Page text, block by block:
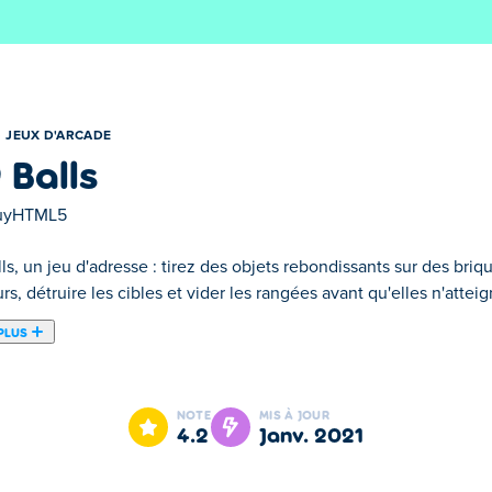
JEUX D'ARCADE
Balls
un jeu d'adresse : tirez des objets rebondissants sur des
détruire les cibles et vider les rangées avant qu'elles
Insufflant une nouvelle vie aux jeux classiques
n'atteigne le bas de votre écran. Vous pouvez collecter
débloquer de nouvelles armes et maximiser le plaisir. J'ai 99
NOTE
4.2
MIS À JOUR
janv. 2021